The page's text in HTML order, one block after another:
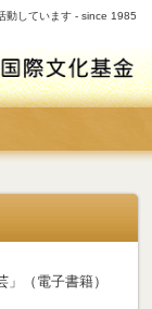
動しています - since 1985
」（電子書籍）